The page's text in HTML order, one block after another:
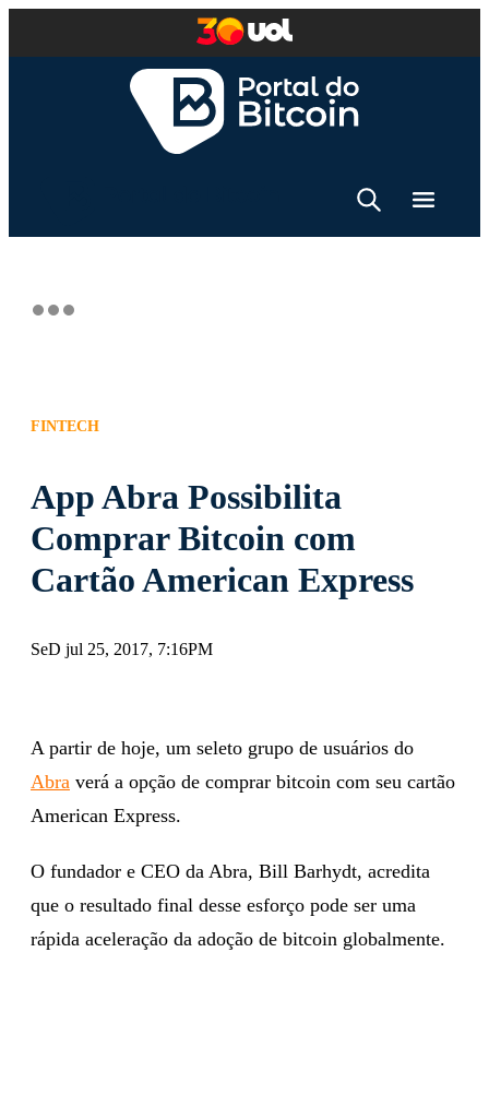
FINTECH
App Abra Possibilita
Comprar Bitcoin com
Cartão American Express
SeD jul 25, 2017, 7:16PM
A partir de hoje, um seleto grupo de usuários do
Abra verá a opção de comprar bitcoin com seu cartão
American Express.
O fundador e CEO da Abra, Bill Barhydt, acredita
que o resultado final desse esforço pode ser uma
rápida aceleração da adoção de bitcoin globalmente.